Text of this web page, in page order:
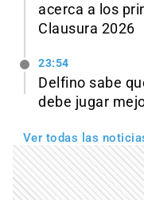
acerca a los
Clausura 2026
23:54
Delfino sabe
debe jugar
Ver todas las